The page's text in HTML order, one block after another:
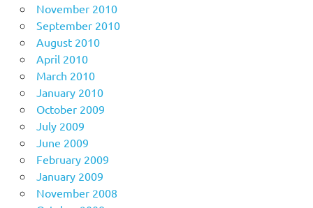
November 2010
September 2010
August 2010
April 2010
March 2010
January 2010
October 2009
July 2009
June 2009
February 2009
January 2009
November 2008